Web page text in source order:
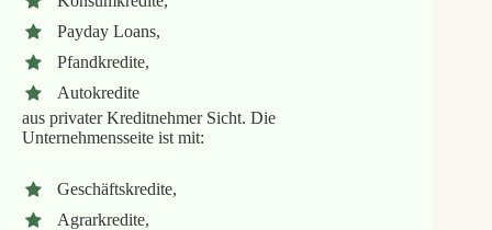
Payday Loans,
Pfandkredite,
Autokredite
aus privater Kreditnehmer Sicht. Die
Unternehmensseite ist mit:
Geschäftskredite,
Agrarkredite,